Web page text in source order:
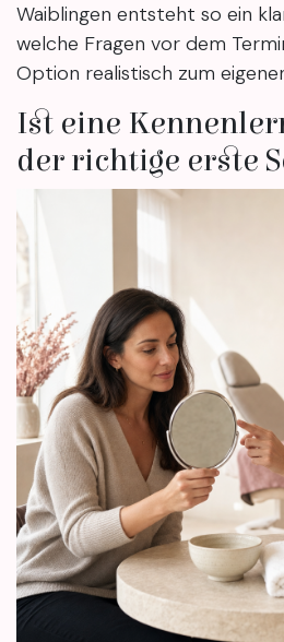
Waiblingen entsteht so ein
welche Fragen vor dem
Option realistisch zum
Ist eine
der richtige erste